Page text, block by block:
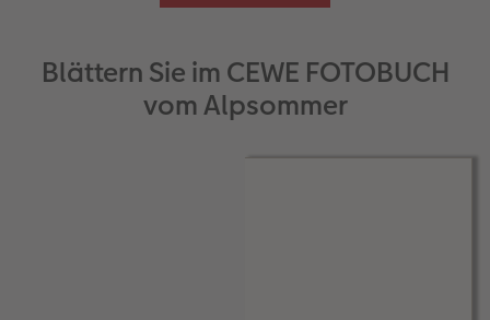
Blättern Sie im CEWE FOTOBUCH
vom Alpsommer